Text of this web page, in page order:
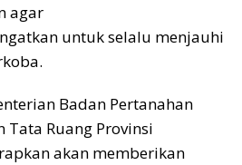
agar
untuk selalu menjauhi
Badan Pertanahan
Ruang Provinsi
akan memberikan